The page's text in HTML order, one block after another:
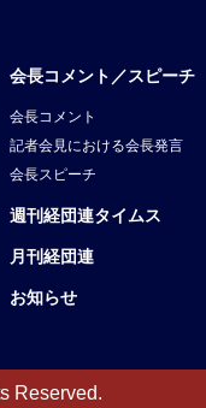
会長コメント／スピーチ
会長コメント
記者会見における会長発言
会長スピーチ
週刊経団連タイムス
月刊経団連
お知らせ
Reserved.